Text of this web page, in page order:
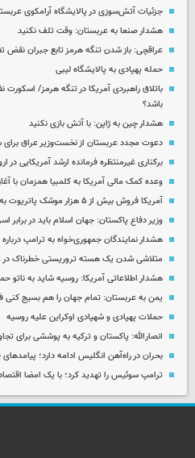
جزئیات آتش‌سوزی در پالایشگاه آرامکوی
هشدار صنعا به عربستان: وقت تلف نکنید
عراقچی: باز شدن تنگه هرمز تابع جبران نقض
حمله پهپادی به پالایشگاه لیبی
باتلاق راهبردی آمریکا در تنگه هرمز/
باشد؟
هشدار چین به ژاپن: با آتش بازی نکنید
دعوت مجدد عربستان از نخست‌وزیر عراق
برکناری غیرمنتظره فرمانده ارشد آمریکایی در
وعده کمک مالی آمریکا به کلمبیا همزمان با
آمریکا فروش بیش از ۵ هزار موشک پاتریوت به چند کشور عربی را تائید کرد
وزیر دفاع پاکستان: جهان اسلام باید در برابر
هشدار نمایندگان جمهوری‌خواه به ترامپ
متلاشی شدن یک هسته تروریستی خطرناک در
هشدار اطلاعاتی آمریکا: روسیه شاید به ناتو
یمن به عربستان: تمام جهان را هم بسیج کنی
حملات پهپادی و شهپادی اوکراین علیه روسیه
انصارالله: پاکستان و ترکیه به پوششی برای
بحران در راه‌آهن انگلیس ادامه دارد؛ پیامدهای قطعی 90
ترامپ سوئیس را تهدید کرد؛ با یک امضا